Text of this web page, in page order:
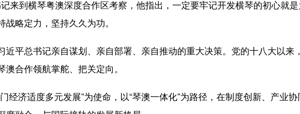
来到横琴粤澳深度合作区考察，他指出，一定要牢记开发横琴的初心就
略定力，坚持久久为功。
近平总书记亲自谋划、亲自部署、亲自推动的重大决策。党的十八大以来
合作领航掌舵、把关定向。
经济适度多元发展”为使命，以“琴澳一体化”为路径，在制度创新、产业